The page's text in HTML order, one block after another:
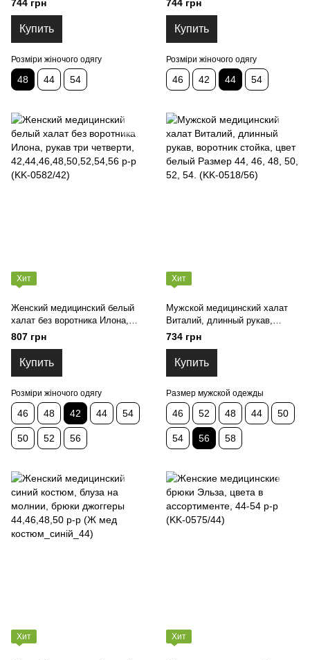
744 грн
Купить
Розміри жіночого одягу
48 44 54
744 грн
Купить
Розміри жіночого одягу
46 42 44 54
Хит
Женский медицинский белый
халат без воротника Илона,
рукав три четверти,
42,44,46,48,50,52,54,56 р-р (KK-
0582/42)
807 грн
Купить
Розміри жіночого одягу
46 48 42 44 54
50 52 56
Хит
Мужской медицинский халат
Виталий, длинный рукав,
воротник стойка, цвет белый
Размер 44, 46, 48, 50, 52, 54.
(KK-0518/56)
734 грн
Купить
Размер мужской одежды
46 52 48 44 50
54 56 58
Хит Хит